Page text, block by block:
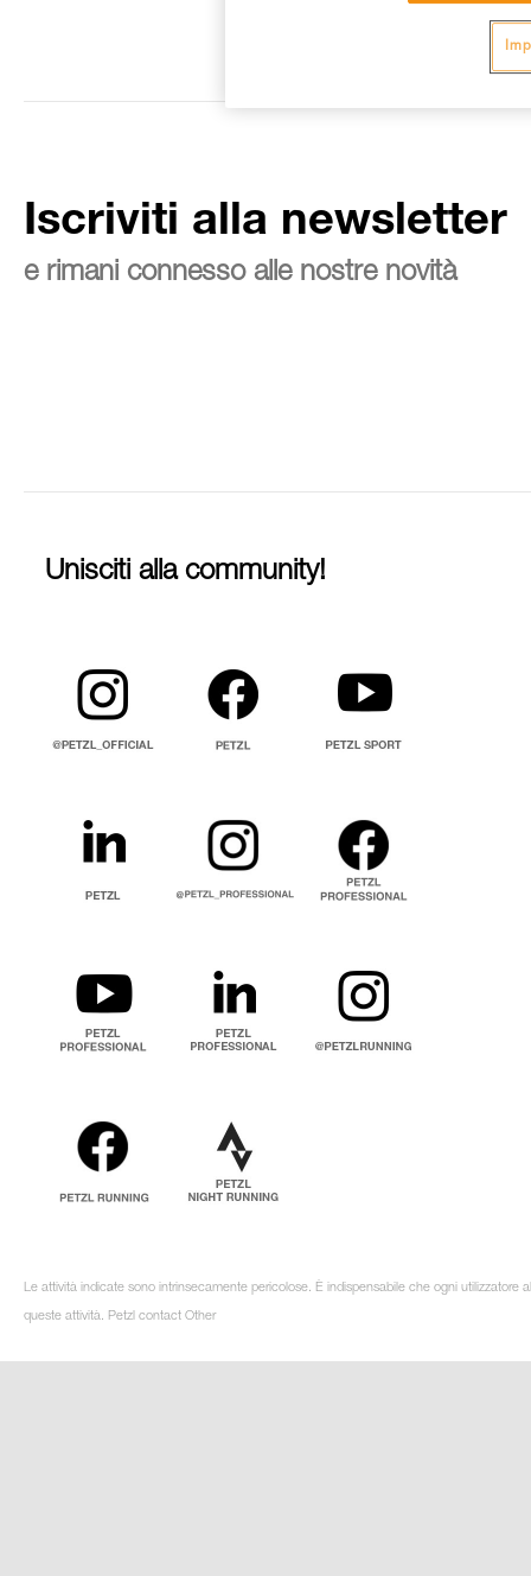
Iscriviti alla newsletter
e rimani connesso alle nostre novità
Unisciti alla community!
Le attività indicate sono intrinsecamente pericolose. È indispensabile che ogni utilizzatore
queste attività. Petzl contact Other